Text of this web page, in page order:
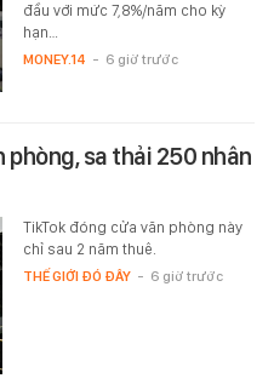
đầu với mức 7,8%/năm cho kỳ
hạn…
MONEY.14 - 6 giờ trước
sa thải 250 nhân
TikTok đóng cửa văn phòng này
chỉ sau 2 năm thuê.
THẾ GIỚI ĐÓ ĐÂY - 6 giờ trước